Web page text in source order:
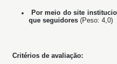
Por meio do site
que seguidores (Peso: 4,0)
Critérios de avaliação: